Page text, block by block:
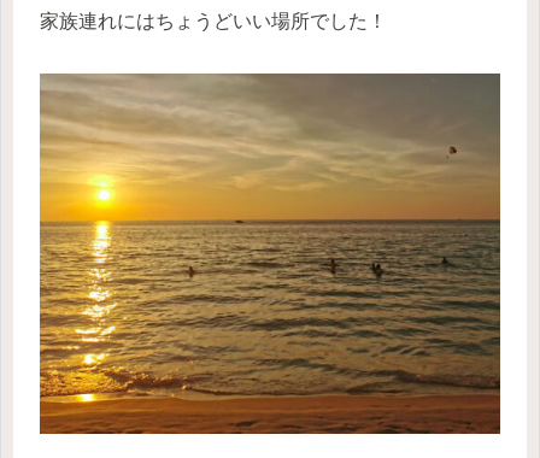
家族連れにはちょうどいい場所でした！